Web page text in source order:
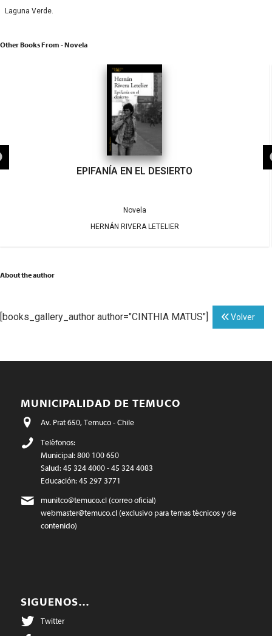
Laguna Verde.
Other Books From - Novela
EPIFANÍA EN EL DESIERTO
Novela
HERNÁN RIVERA LETELIER
About the author
[books_gallery_author author="CINTHIA MATUS"] Volver
MUNICIPALIDAD DE TEMUCO
Av. Prat 650, Temuco - Chile
Teléfonos:
Municipal: 800 100 650
Salud: 45 324 4000 - 45 324 4083
Educación: 45 297 3771
munitco@temuco.cl(correo oficial)
webmaster@temuco.cl(exclusivo para temas técnicos y de
contenido)
SIGUENOS…
Twitter